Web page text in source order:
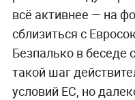
всё активнее — на
сблизиться с
Безпалько в беседе
такой шаг
условий ЕС, но